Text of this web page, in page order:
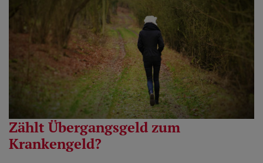
Zählt Übergangsgeld zum
Krankengeld?